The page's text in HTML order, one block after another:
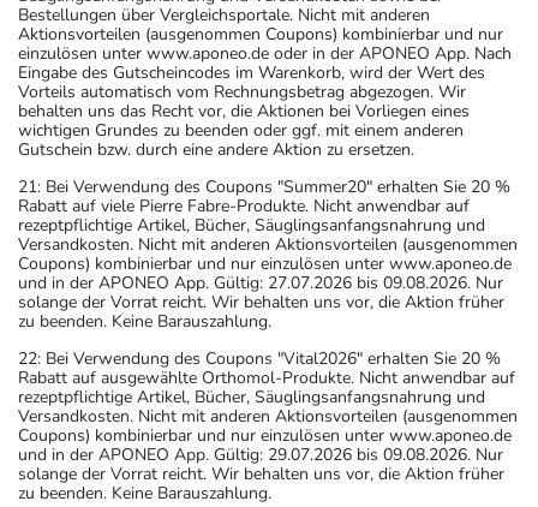
Bestellungen über Vergleichsportale. Nicht mit anderen
Aktionsvorteilen (ausgenommen Coupons) kombinierbar und nur
einzulösen unter www.aponeo.de oder in der APONEO App. Nach
Eingabe des Gutscheincodes im Warenkorb, wird der Wert des
Vorteils automatisch vom Rechnungsbetrag abgezogen. Wir
behalten uns das Recht vor, die Aktionen bei Vorliegen eines
wichtigen Grundes zu beenden oder ggf. mit einem anderen
Gutschein bzw. durch eine andere Aktion zu ersetzen.
21: Bei Verwendung des Coupons "Summer20" erhalten Sie 20 %
Rabatt auf viele Pierre Fabre-Produkte. Nicht anwendbar auf
rezeptpflichtige Artikel, Bücher, Säuglingsanfangsnahrung und
Versandkosten. Nicht mit anderen Aktionsvorteilen (ausgenommen
Coupons) kombinierbar und nur einzulösen unter www.aponeo.de
und in der APONEO App. Gültig: 27.07.2026 bis 09.08.2026. Nur
solange der Vorrat reicht. Wir behalten uns vor, die Aktion früher
zu beenden. Keine Barauszahlung.
22: Bei Verwendung des Coupons "Vital2026" erhalten Sie 20 %
Rabatt auf ausgewählte Orthomol-Produkte. Nicht anwendbar auf
rezeptpflichtige Artikel, Bücher, Säuglingsanfangsnahrung und
Versandkosten. Nicht mit anderen Aktionsvorteilen (ausgenommen
Coupons) kombinierbar und nur einzulösen unter www.aponeo.de
und in der APONEO App. Gültig: 29.07.2026 bis 09.08.2026. Nur
solange der Vorrat reicht. Wir behalten uns vor, die Aktion früher
zu beenden. Keine Barauszahlung.